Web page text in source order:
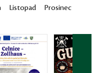
Listopad Prosinec